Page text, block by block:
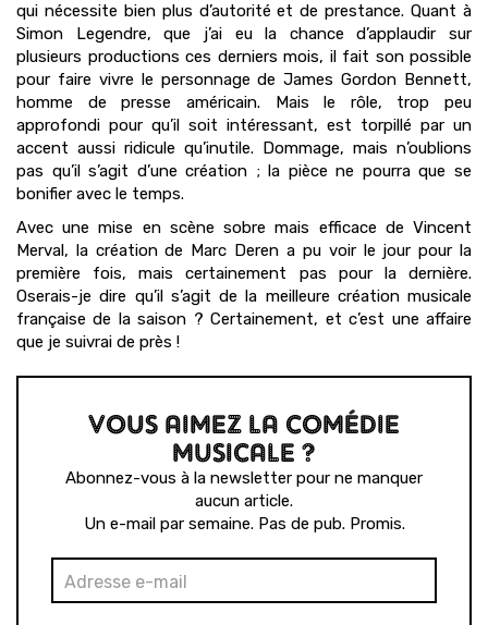
qui nécessite bien plus d’autorité et de prestance. Quant à
Simon Legendre, que j’ai eu la chance d’applaudir sur
plusieurs productions ces derniers mois, il fait son possible
pour faire vivre le personnage de James Gordon Bennett,
homme de presse américain. Mais le rôle, trop peu
approfondi pour qu’il soit intéressant, est torpillé par un
accent aussi ridicule qu’inutile. Dommage, mais n’oublions
pas qu’il s’agit d’une création ; la pièce ne pourra que se
bonifier avec le temps.
Avec une mise en scène sobre mais efficace de Vincent
Merval, la création de Marc Deren a pu voir le jour pour la
première fois, mais certainement pas pour la dernière.
Oserais-je dire qu’il s’agit de la meilleure création musicale
française de la saison ? Certainement, et c’est une affaire
que je suivrai de près !
VOUS AIMEZ LA COMÉDIE
MUSICALE ?
Abonnez-vous à la newsletter pour ne manquer
aucun article.
Un e-mail par semaine. Pas de pub. Promis.